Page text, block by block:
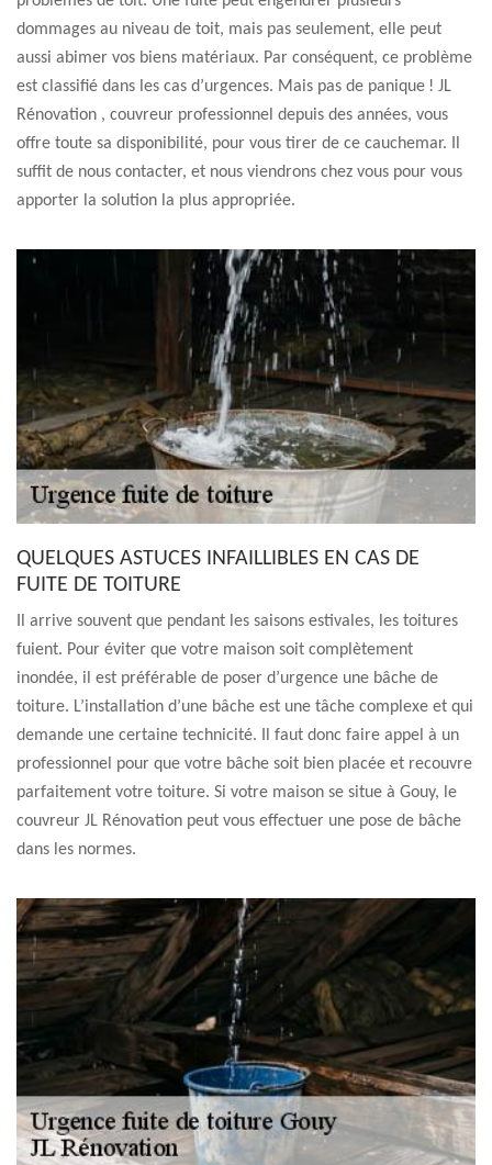
dommages au niveau de toit, mais pas seulement, elle peut
aussi abimer vos biens matériaux. Par conséquent, ce problème
est classifié dans les cas d’urgences. Mais pas de panique ! JL
Rénovation , couvreur professionnel depuis des années, vous
offre toute sa disponibilité, pour vous tirer de ce cauchemar. Il
suffit de nous contacter, et nous viendrons chez vous pour vous
apporter la solution la plus appropriée.
QUELQUES ASTUCES INFAILLIBLES EN CAS DE
FUITE DE TOITURE
Il arrive souvent que pendant les saisons estivales, les toitures
fuient. Pour éviter que votre maison soit complètement
inondée, il est préférable de poser d’urgence une bâche de
toiture. L’installation d’une bâche est une tâche complexe et qui
demande une certaine technicité. Il faut donc faire appel à un
professionnel pour que votre bâche soit bien placée et recouvre
parfaitement votre toiture. Si votre maison se situe à Gouy, le
couvreur JL Rénovation peut vous effectuer une pose de bâche
dans les normes.